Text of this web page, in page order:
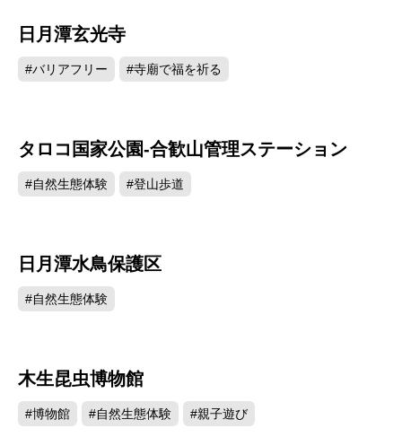
日月潭玄光寺
#バリアフリー #寺廟で福を祈る
27341
タロコ国家公園-合歓山管理ステーション
#自然生態体験 #登山歩道
日月潭水鳥保護区
#自然生態体験
木生昆虫博物館
#博物館 #自然生態体験 #親子遊び